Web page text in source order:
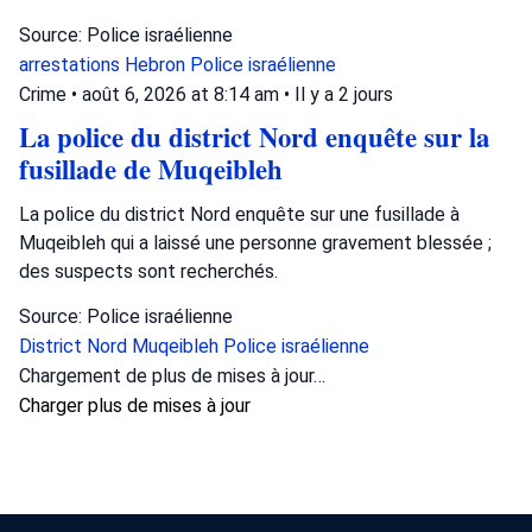
Source: Police israélienne
arrestations Hebron Police israélienne
Crime • août 6, 2026 at 8:14 am • Il y a 2 jours
La police du district Nord enquête sur la
fusillade de Muqeibleh
La police du district Nord enquête sur une fusillade à
Muqeibleh qui a laissé une personne gravement blessée ;
des suspects sont recherchés.
Source: Police israélienne
District Nord Muqeibleh Police israélienne
Chargement de plus de mises à jour…
Charger plus de mises à jour